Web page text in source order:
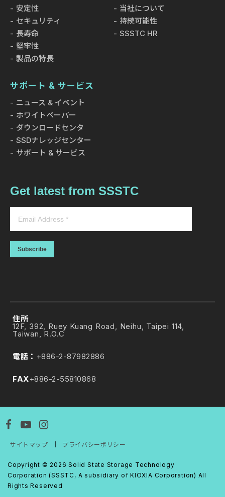
安定性
セキュリティ
長寿命
堅牢性
製品の特長
当社について
持続可能性
SSSTC HR
サポート & サービス
ニュース & イベント
ホワイトペーパー
ダウンロードセンタ
SSDナレッジセンター
サポート & サービス
Get latest from SSSTC
Subscribe
住所
12F, 392, Ruey Kuang Road, Neihu, Taipei 114,
Taiwan, R.O.C
電話： +886-2-87982886
FAX+886-2-55810868
Copyright © 2026 Solid State Storage Technology
Corporation (SSSTC, A subsidiary of KIOXIA Corporation) All
Rights Reserved
サイトマップ プライバシーポリシー